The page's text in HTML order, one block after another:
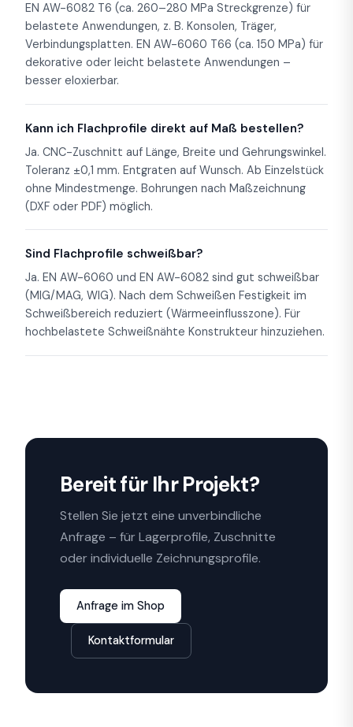
EN AW-6082 T6 (ca. 260–280 MPa Streckgrenze) für
belastete Anwendungen, z. B. Konsolen, Träger,
Verbindungsplatten. EN AW-6060 T66 (ca. 150 MPa) für
dekorative oder leicht belastete Anwendungen –
besser eloxierbar.
Kann ich Flachprofile direkt auf Maß bestellen?
Ja. CNC-Zuschnitt auf Länge, Breite und Gehrungswinkel.
Toleranz ±0,1 mm. Entgraten auf Wunsch. Ab Einzelstück
ohne Mindestmenge. Bohrungen nach Maßzeichnung
(DXF oder PDF) möglich.
Sind Flachprofile schweißbar?
Ja. EN AW-6060 und EN AW-6082 sind gut schweißbar
(MIG/MAG, WIG). Nach dem Schweißen Festigkeit im
Schweißbereich reduziert (Wärmeeinflusszone). Für
hochbelastete Schweißnähte Konstrukteur hinzuziehen.
Bereit für Ihr Projekt?
Stellen Sie jetzt eine unverbindliche
Anfrage – für Lagerprofile, Zuschnitte
oder individuelle Zeichnungsprofile.
Anfrage im Shop
Kontaktformular